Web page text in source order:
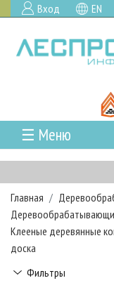
Вход EN
☰ Меню
ГЛАВНАЯ
РУБРИКИ И ТЕМЫ
РУБРИКИ
ЛЕСНОЕ
ЛЕСОЗАГОТОВКА
ЛЕСОПИЛЕНИЕ
НОВОСТИ
КАЛЕНДАРЬ
НОВОСТИ ЛПК
НОВОСТИ ЖУРНАЛА
ПРОЕКТЫ ЛПИ
АНАЛИТИКА
ПРЕДПРИЯТИЯ ЛПК
АРХИВ
АРХИВ ЖУРНАЛОВ
О ЖУРНАЛЕ
Главная
Клееные деревянные
доска
Фильтры